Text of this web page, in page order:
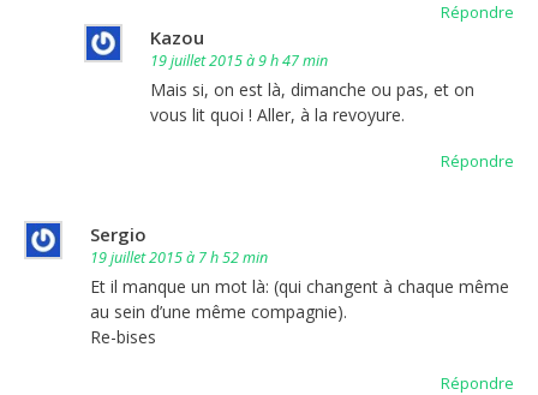
Répondre
Kazou
19 juillet 2015 à 9 h 47 min
Mais si, on est là, dimanche ou pas, et on
vous lit quoi ! Aller, à la revoyure.
Répondre
Sergio
19 juillet 2015 à 7 h 52 min
Et il manque un mot là: (qui changent à chaque même
au sein d’une même compagnie).
Re-bises
Répondre